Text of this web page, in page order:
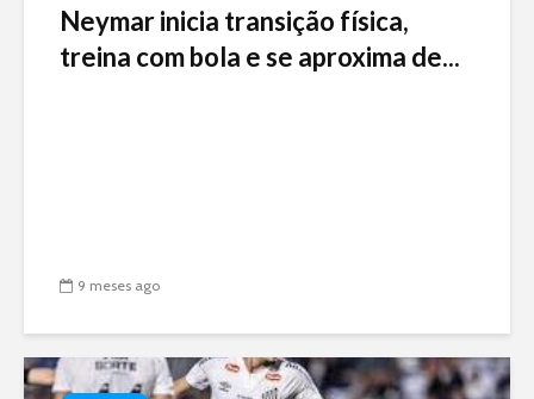
Neymar inicia transição física,
treina com bola e se aproxima de...
9 meses ago